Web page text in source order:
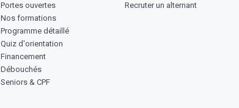
Portes ouvertes
Nos formations
Programme détaillé
Quiz d'orientation
Financement
Débouchés
Seniors & CPF
Recruter un alternant